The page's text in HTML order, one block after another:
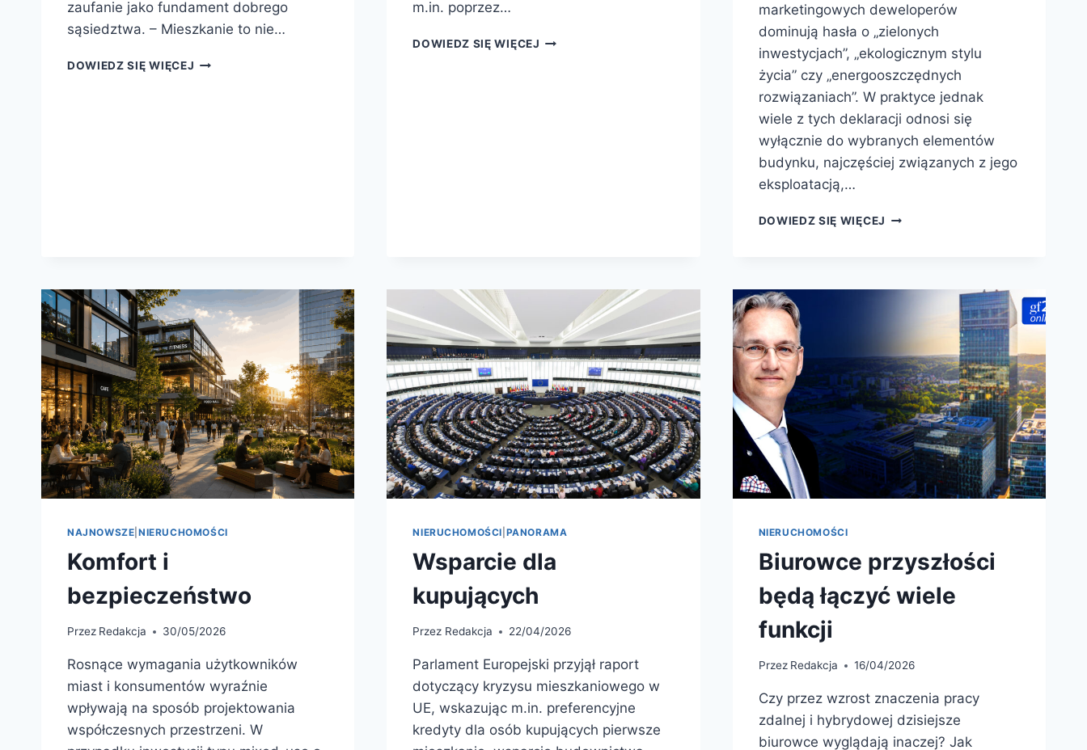
zaufanie jako fundament dobrego
sąsiedztwa. – Mieszkanie to nie…
DOWIEDZ SIĘ WIĘCEJ
m.in. poprzez…
DOWIEDZ SIĘ WIĘCEJ
marketingowych deweloperów
dominują hasła o „zielonych
inwestycjach”, „ekologicznym stylu
życia” czy „energooszczędnych
rozwiązaniach”. W praktyce jednak
wiele z tych deklaracji odnosi się
wyłącznie do wybranych elementów
budynku, najczęściej związanych z jego
eksploatacją,…
DOWIEDZ SIĘ WIĘCEJ
NAJNOWSZE NIERUCHOMOŚCI
Komfort i
bezpieczeństwo
Przez Redakcja 30/05/2026
Rosnące wymagania użytkowników
miast i konsumentów wyraźnie
wpływają na sposób projektowania
współczesnych przestrzeni. W
NIERUCHOMOŚCI PANORAMA
Wsparcie dla
kupujących
Przez Redakcja 22/04/2026
Parlament Europejski przyjął raport
dotyczący kryzysu mieszkaniowego w
UE, wskazując m.in. preferencyjne
kredyty dla osób kupujących pierwsze
NIERUCHOMOŚCI
Biurowce przyszłości
będą łączyć wiele
funkcji
Przez Redakcja 16/04/2026
Czy przez wzrost znaczenia pracy
zdalnej i hybrydowej dzisiejsze
biurowce wyglądają inaczej? Jak